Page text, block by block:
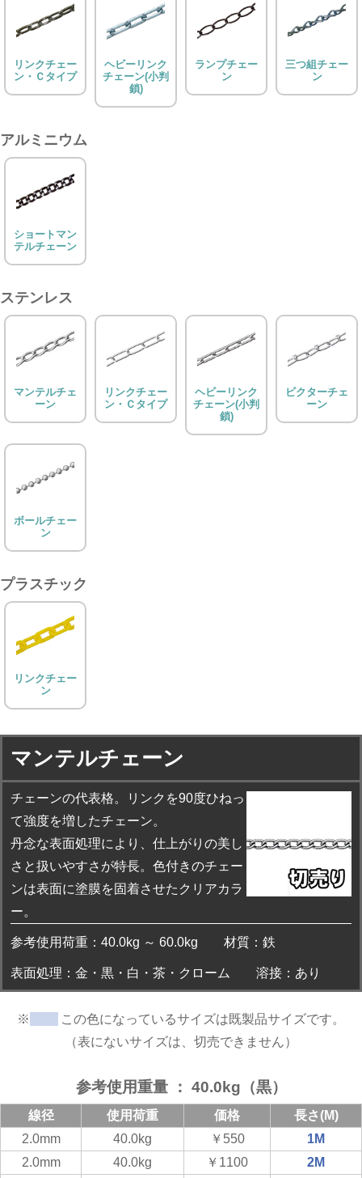
リンクチェー
ン・Ｃタイプ
ヘビーリンク
チェーン(小判
鎖)
ランプチェー
ン
三つ組チェー
ン
アルミニウム
ショートマン
テルチェーン
ステンレス
マンテルチェ
ーン
リンクチェー
ン・Ｃタイプ
ヘビーリンク
チェーン(小判
鎖)
ビクターチェ
ーン
ボールチェー
ン
プラスチック
リンクチェー
ン
マンテルチェーン
チェーンの代表格。リンクを90度ひねっ
て強度を増したチェーン。
丹念な表面処理により、仕上がりの美し
さと扱いやすさが特長。色付きのチェー
ンは表面に塗膜を固着させたクリアカラ
ー。
参考使用荷重：40.0kg ～ 60.0kg 材質：鉄
表面処理：金・黒・白・茶・クローム 溶接：あり
※
この色になっているサイズは既製品サイズです。
（表にないサイズは、切売できません）
参考使用重量 ： 40.0kg（黒）
線径 使用荷重 価格
長さ(M)
2.0mm
40.0kg ￥550
1M
2.0mm
40.0kg ￥1100 2M